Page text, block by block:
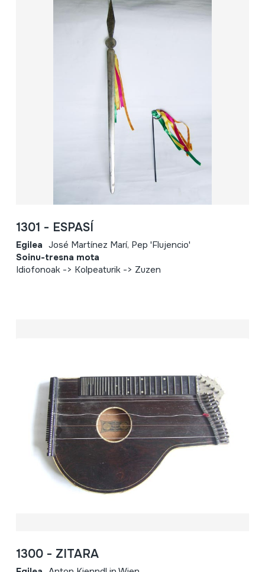
1301 - ESPASÍ
Egilea José Martínez Marí, Pep 'Flujencio'
Soinu-tresna mota
Idiofonoak -> Kolpeaturik -> Zuzen
1300 - ZITARA